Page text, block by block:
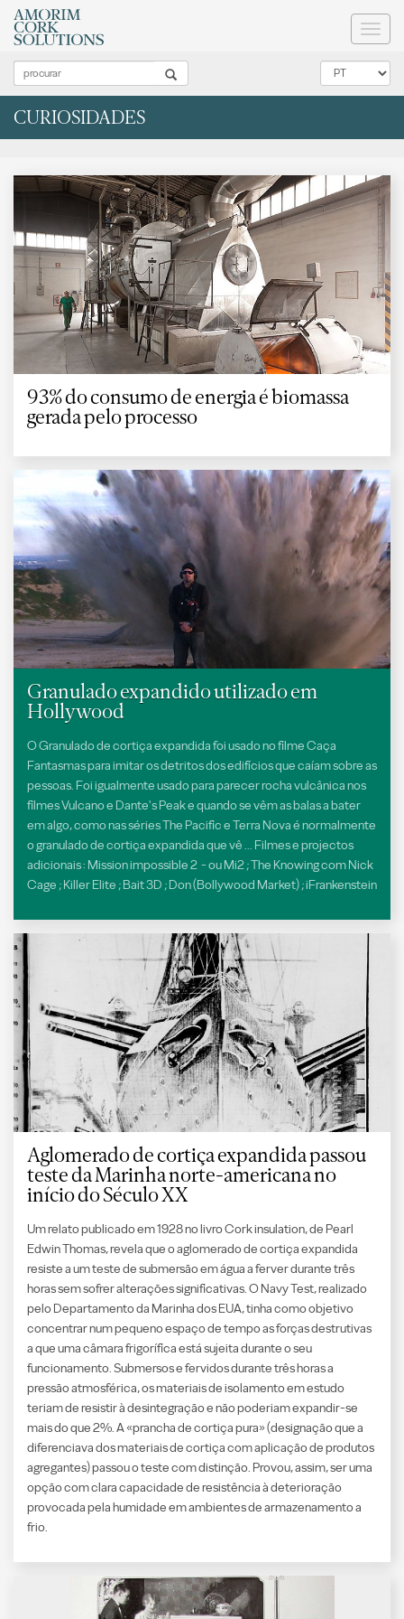
CURIOSIDADES
93% do consumo de energia é biomassa
gerada pelo processo
Granulado expandido utilizado em
Hollywood
O Granulado de cortiça expandida foi usado no filme Caça
Fantasmas para imitar os detritos dos edifícios que caíam sobre as
pessoas. Foi igualmente usado para parecer rocha vulcânica nos
filmes Vulcano e Dante's Peak e quando se vêm as balas a bater
em algo, como nas séries The Pacific e Terra Nova é normalmente
o granulado de cortiça expandida que vê ... Filmes e projectos
adicionais : Mission impossible 2 - ou Mi2 ; The Knowing com Nick
Cage ; Killer Elite ; Bait 3D ; Don (Bollywood Market) ; iFrankenstein
Aglomerado de cortiça expandida passou
teste da Marinha norte-americana no
início do Século XX
Um relato publicado em 1928 no livro Cork insulation, de Pearl
Edwin Thomas, revela que o aglomerado de cortiça expandida
resiste a um teste de submersão em água a ferver durante três
horas sem sofrer alterações significativas. O Navy Test, realizado
pelo Departamento da Marinha dos EUA, tinha como objetivo
concentrar num pequeno espaço de tempo as forças destrutivas
a que uma câmara frigorífica está sujeita durante o seu
funcionamento. Submersos e fervidos durante três horas a
pressão atmosférica, os materiais de isolamento em estudo
teriam de resistir à desintegração e não poderiam expandir-se
mais do que 2%. A «prancha de cortiça pura» (designação que a
diferenciava dos materiais de cortiça com aplicação de produtos
agregantes) passou o teste com distinção. Provou, assim, ser uma
opção com clara capacidade de resistência à deterioração
provocada pela humidade em ambientes de armazenamento a
frio.